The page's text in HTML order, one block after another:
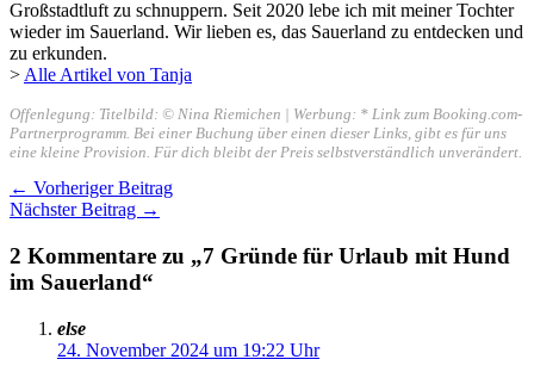
Großstadtluft zu schnuppern. Seit 2020 lebe ich mit meiner Tochter
wieder im Sauerland. Wir lieben es, das Sauerland zu entdecken und
zu erkunden.
> Alle Artikel von Tanja
Offenlegung: Titelbild: © Nina Riemichen | Werbung: * Link zum Booking.com-
Partnerprogramm. Bei einer Buchung über einen dieser Links, gibt es für uns
eine kleine Provision. Für dich bleibt der Preis selbstverständlich unverändert.
← Vorheriger Beitrag
Nächster Beitrag →
2 Kommentare zu „7 Gründe für Urlaub mit Hund
im Sauerland“
else
24. November 2024 um 19:22 Uhr